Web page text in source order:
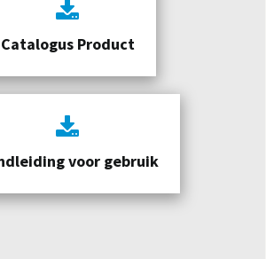
Catalogus Product
voor gebruik